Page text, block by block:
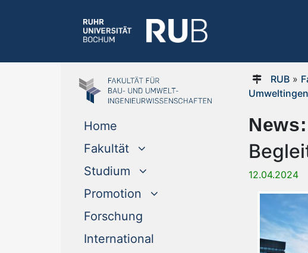
Home
Fakultät
Studium
Promotion
Forschung
International
RUB»
News:
12.04.2024